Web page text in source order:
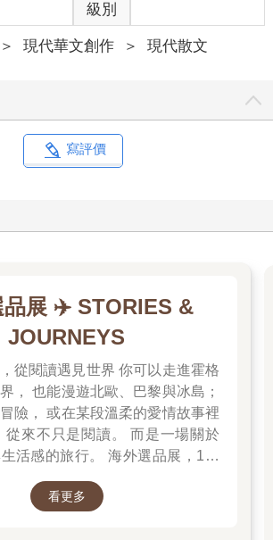
作業簿，四個格子一組剛好併成一片
的墨跡在大平原上水淹七軍。
的問題也就到一段落。但那時候不管大人
樣的鉛筆？
能力測試」之類的檢測還不流行，即便我
點早療或動作訓練。我當然更不會懂這
寫字很煩」。所以，在小學階段的四大科
質毫無關係，純粹是依照考卷所需的「中
。小時候的我超級討厭寫字。而我並不知
台灣教育史上「剛剛開始要廢除體罰」的
應該是比戒嚴時代的人少挨了不少板子。
我的老師們便以罰寫來取代體罰。多年以
明白了他們的邏輯——如果都要處罰學生
生疼痛，不如讓他「順便」練習一些需要
技能，比如寫出一手漂亮的好字。
就是體罰。上課愛講話、聽課不專心、偷
⋯⋯每天我都能成功讓自己領到罰寫。或者
詞二十行。母親和我同校，她教高年級，
輔到傍晚四、五點。中低年級的我則中午
級別
＞ 現代華文創作 ＞ 現代散文
寫評價
品展 ✈️ STORIES &
JOURNEYS
遇見世界 你可以走進霍格
， 也能漫遊北歐、巴黎與冰島；
險， 或在某段溫柔的愛情故事裡
行。 海外選品展，1折
看更多